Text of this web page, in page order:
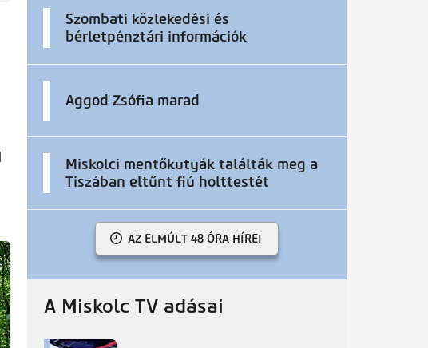
Szombati közlekedési és
bérletpénztári információk
Aggod Zsófia marad
Miskolci mentőkutyák találták meg a
Tiszában eltűnt fiú holttestét
AZ ELMÚLT 48 ÓRA HÍREI
A Miskolc TV adásai